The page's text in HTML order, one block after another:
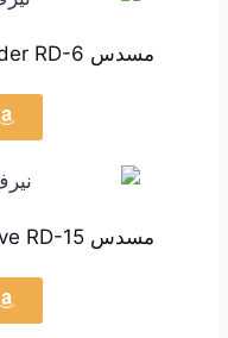
مسدس NERF Elite 2.0 Commander RD-6
مسدس NERF Elite 2.0 Shockwave RD-15